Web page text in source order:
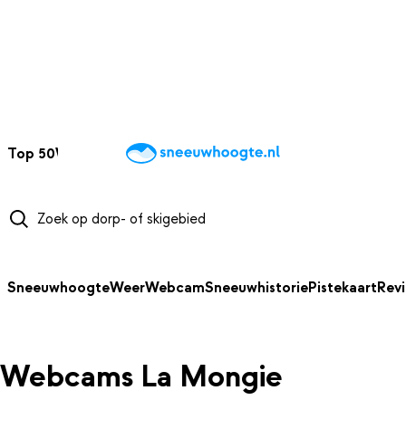
Top 50Webcams WintersportweerKaarten
SneeuwhoogteWeerWebcamSneeuwhistoriePistekaart
Webcams La Mongie